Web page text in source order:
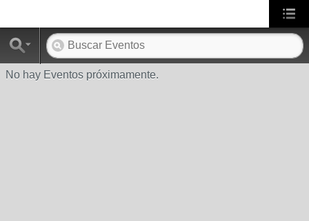
No hay Eventos próximamente.